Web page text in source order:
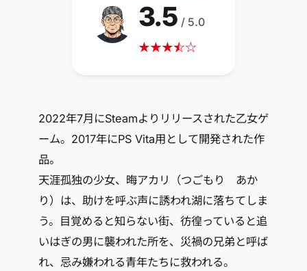
★★★☆
★☆
3.5 / 5.0
2022年7月にSteamよりリリースされた乙女ゲ
ーム。2017年にPS Vita用として開発された作
品。
天涯孤独の少女、晦アカリ（つごもり あか
り）は、助けを呼ぶ声に誘われ湖に落ちてしま
う。目覚めると知らない街、彷徨っていると追
いはぎの男に襲われた所を、災禍の兄弟と呼ば
れ、忌み嫌われる青年たちに救われる。